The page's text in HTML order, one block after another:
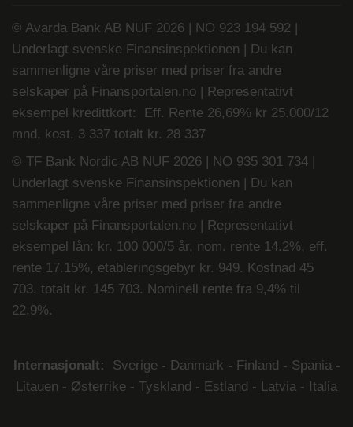
© Avarda Bank AB NUF 2026 | NO 923 194 592 |
Underlagt svenske Finansinspektionen | Du kan
sammenligne våre priser med priser fra andre
selskaper på Finansportalen.no | Representativt
eksempel kredittkort: Eff. Rente 26,69% kr 25.000/12
mnd, kost. 3 337 totalt kr. 28 337
© TF Bank Nordic AB NUF 2026 | NO 935 301 734 |
Underlagt svenske Finansinspektionen | Du kan
sammenligne våre priser med priser fra andre
selskaper på Finansportalen.no | Representativt
eksempel lån: kr. 100 000/5 år, nom. rente 14.2%, eff.
rente 17.15%, etableringsgebyr kr. 949. Kostnad 45
703. totalt kr. 145 703. Nominell rente fra 9,4% til
22,9%.
Internasjonalt: Sverige- Danmark - Finland - Spania-
Litauen - Østerrike - Tyskland - Estland - Latvia - Italia